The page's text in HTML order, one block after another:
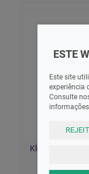
Klorane Peónia
ESTE
Este site
experiência
Consulte